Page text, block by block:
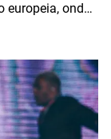
europeia, onde